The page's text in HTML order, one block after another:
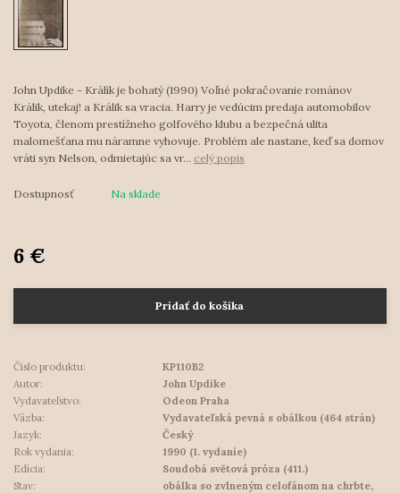
John Updike - Králík je bohatý (1990) Voľné pokračovanie románov
Králik, utekaj! a Králik sa vracia. Harry je vedúcim predaja automobilov
Toyota, členom prestížneho golfového klubu a bezpečná ulita
malomešťana mu náramne vyhovuje. Problém ale nastane, keď sa domov
vráti syn Nelson, odmietajúc sa vr... celý popis
Dostupnosť Na sklade
6 €
Pridať do košíka
Číslo produktu:
KP110B2
Autor:
John Updike
Vydavateľstvo:
Odeon Praha
Väzba:
Vydavateľská pevná s obálkou (464 strán)
Jazyk:
Český
Rok vydania:
1990 (1. vydanie)
Edícia:
Soudobá světová próza (411.)
Stav:
obálka so zvlneným celofánom na chrbte,